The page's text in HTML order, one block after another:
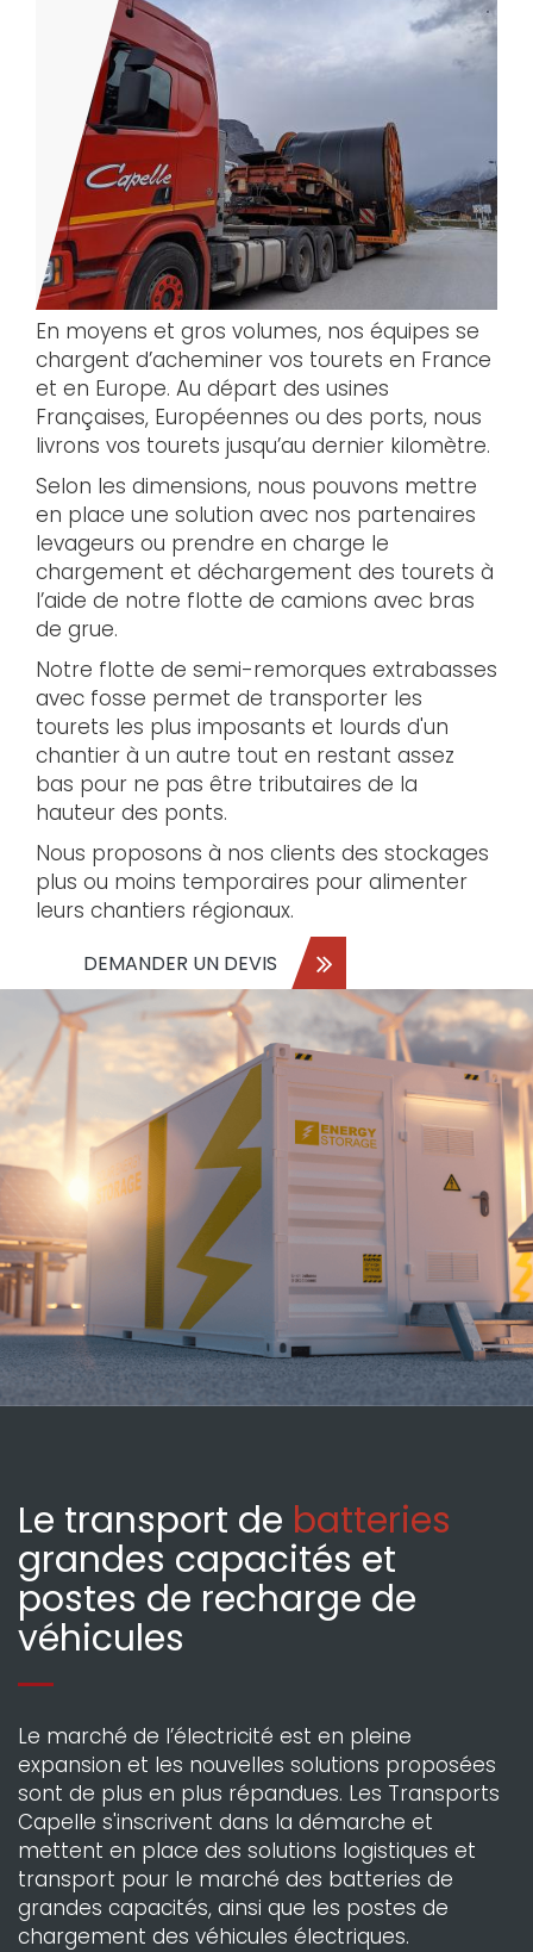
En moyens et gros volumes, nos équipes se
chargent d’acheminer vos tourets en France
et en Europe. Au départ des usines
Françaises, Européennes ou des ports, nous
livrons vos tourets jusqu’au dernier kilomètre.
Selon les dimensions, nous pouvons mettre
en place une solution avec nos partenaires
levageurs ou prendre en charge le
chargement et déchargement des tourets à
l’aide de notre flotte de camions avec bras
de grue.
Notre flotte de semi-remorques extrabasses
avec fosse permet de transporter les
tourets les plus imposants et lourds d'un
chantier à un autre tout en restant assez
bas pour ne pas être tributaires de la
hauteur des ponts.
Nous proposons à nos clients des stockages
plus ou moins temporaires pour alimenter
leurs chantiers régionaux.
DEMANDER UN DEVIS
Le transport de batteries
grandes capacités et
postes de recharge de
véhicules
Le marché de l’électricité est en pleine
expansion et les nouvelles solutions proposées
sont de plus en plus répandues. Les Transports
Capelle s'inscrivent dans la démarche et
mettent en place des solutions logistiques et
transport pour le marché des batteries de
grandes capacités, ainsi que les postes de
chargement des véhicules électriques.